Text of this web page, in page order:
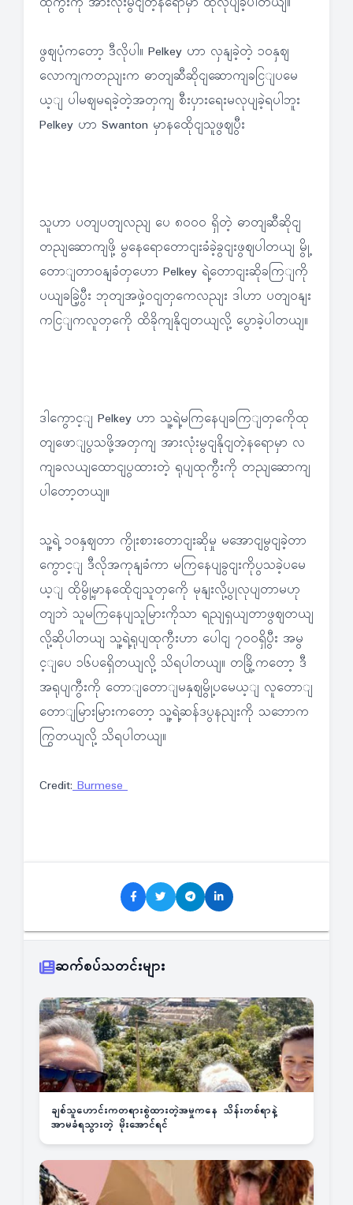
ဖွဈပုံကတော့ ဒီလိုပါ။ Pelkey ဟာ လှနျခဲ့တဲ့ ၁၀နှဈ
လောကျကတညျးက ဓာတျဆီဆိုငျဆောကျခငြျပမေ
ယ့ျ ပါမဈမရခဲ့တဲ့အတှကျ စီးပှားရေးမလုပျခဲ့ရပါဘူး
Pelkey ဟာ Swanton မှာနထေိုငျသူဖွဈပွီး
သူဟာ ပတျပတျလညျ ပေ ၈၀၀၀ ရှိတဲ့ ဓာတျဆီဆိုငျ
တညျဆောကျဖို့ မွနေရောတောငျးခံခဲ့ခွငျးဖွဈပါတယျ မွို့
တောျတာဝနျခံတှဟော Pelkey ရဲ့တောငျးဆိုခကြျကို
ပယျခခြဲ့ပွီး ဘုတျအဖှဲ့ဝငျတှကေလညျး ဒါဟာ ပတျဝနျး
ကငြျကလူတှကေို ထိခိုကျနိုငျတယျလို့ ပွောခဲ့ပါတယျ။
ဒါကွောင့ျ Pelkey ဟာ သူ့ရဲ့မကြနေပျခကြျတှကေိုထု
တျဖောျပွသဖို့အတှကျ အားလုံးမွငျနိုငျတဲ့နရောမှာ လ
ကျခလယျထောငျပွထားတဲ့ ရုပျထုကွီးကို တညျဆောကျ
ပါတော့တယျ။
သူ့ရဲ့ ၁၀နှဈတာ ကွိုးစားတောငျးဆိုမှု မအောငျမွငျခဲ့တာ
ကွောင့ျ ဒီလိုအကုနျခံကာ မကြနေပျခွငျးကိုပွသခဲ့ပမေ
ယ့ျ ထိုမွို့မှာနထေိုငျသူတှကေို မုနျးလို့ပွုလုပျတာမဟု
တျဘဲ သူမကြနေပျသူမြားကိုသာ ရညျရှယျတာဖွဈတယျ
လို့ဆိုပါတယျ သူ့ရဲ့ရုပျထုကွီးဟာ ပေါငျ ၇၀၀ရှိပွီး အမွ
င့ျပေ ၁၆ပရှေိတယျလို့ သိရပါတယျ။ တခြို့ကတော့ ဒီ
အရုပျကွီးကို တောျတောျမနှဈမွို့ပမေယ့ျ လူတောျ
တောျမြားမြားကတော့ သူ့ရဲ့ဆန်ဒပွနညျးကို သဘောက
ကြွတယျလို့ သိရပါတယျ။
Credit:Burmese
ဆက်စပ်သတင်းများ
ချစ်သူဟောင်းကတရားစွဲထားတဲ့အမှုကနေ သိန်းတစ်ရာနဲ့
အာမခံရသွားတဲ့ မိုးအောင်ရင်